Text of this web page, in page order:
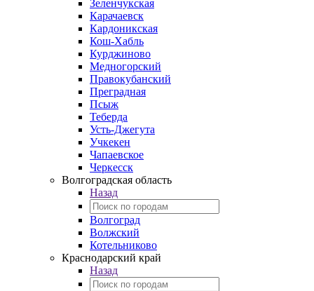
Зеленчукская
Карачаевск
Кардоникская
Кош-Хабль
Курджиново
Медногорский
Правокубанский
Преградная
Псыж
Теберда
Усть-Джегута
Учкекен
Чапаевское
Черкесск
Волгоградская область
Назад
Волгоград
Волжский
Котельниково
Краснодарский край
Назад